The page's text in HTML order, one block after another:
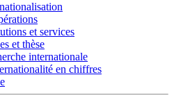
et services
et thèse
internationale
en chiffres